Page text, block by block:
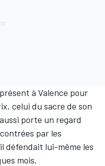
à Valence pour
celui du sacre de son
porte un regard
par les
défendait lui-même les
mois.